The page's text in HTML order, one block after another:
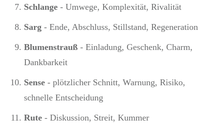
Schlange - Umwege, Komplexität, Rivalität
Sarg - Ende, Abschluss, Stillstand, Regeneration
Blumenstrauß - Einladung, Geschenk, Charm,
Dankbarkeit
Sense - plötzlicher Schnitt, Warnung, Risiko,
schnelle Entscheidung
Rute - Diskussion, Streit, Kummer